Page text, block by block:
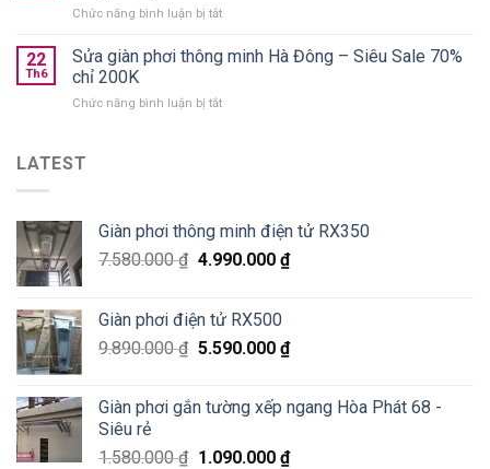
nào
Xuân
West
số
Chức năng bình luận bị tắtở
giàn
phơi
minh
Đống
Đa
22
Th6
Sửa giàn phơi thông minh Hà Đông – Siêu Sale 70%
chỉ 200K
Chức năng bình luận bị tắtở
Đông
–
Siêu
chỉ
200K
LATEST
Giàn phơi thông minh điện tử RX350
7.580.000₫ 4.990.000 ₫
Giàn phơi điện tử RX500
9.890.000₫ 5.590.000 ₫
Giàn phơi gắn tường xếp ngang Hòa Phát 68 -
Siêu rẻ
1.580.000₫ 1.090.000 ₫